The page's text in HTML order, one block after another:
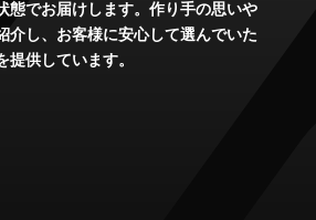
態でお届けします。作り手の思いや
介し、お客様に安心して選んでいた
提供しています。